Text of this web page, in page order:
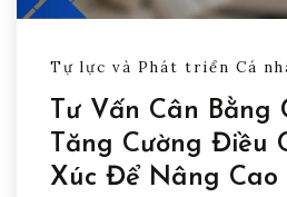
Tự lực và Phát triển Cá
Tư Vấn Cân Bằng
Tăng Cường Điều
Xúc Để Nâng Cao